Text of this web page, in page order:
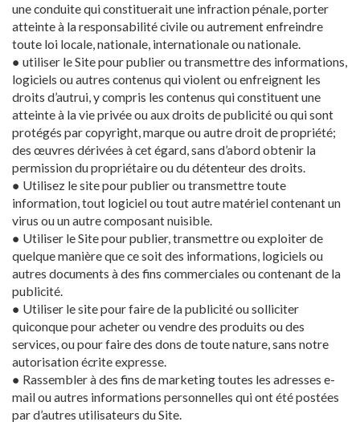
une conduite qui constituerait une infraction pénale, porter
atteinte à la responsabilité civile ou autrement enfreindre
toute loi locale, nationale, internationale ou nationale.
● utiliser le Site pour publier ou transmettre des informations,
logiciels ou autres contenus qui violent ou enfreignent les
droits d’autrui, y compris les contenus qui constituent une
atteinte à la vie privée ou aux droits de publicité ou qui sont
protégés par copyright, marque ou autre droit de propriété;
des œuvres dérivées à cet égard, sans d’abord obtenir la
permission du propriétaire ou du détenteur des droits.
● Utilisez le site pour publier ou transmettre toute
information, tout logiciel ou tout autre matériel contenant un
virus ou un autre composant nuisible.
● Utiliser le Site pour publier, transmettre ou exploiter de
quelque manière que ce soit des informations, logiciels ou
autres documents à des fins commerciales ou contenant de la
publicité.
● Utiliser le site pour faire de la publicité ou solliciter
quiconque pour acheter ou vendre des produits ou des
services, ou pour faire des dons de toute nature, sans notre
autorisation écrite expresse.
● Rassembler à des fins de marketing toutes les adresses e-
mail ou autres informations personnelles qui ont été postées
par d’autres utilisateurs du Site.